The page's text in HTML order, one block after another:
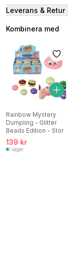
Leverans & Retur
Kombinera med
Rainbow Mystery
Dumpling - Glitter
Beads Edition - Stor
139 kr
I lager